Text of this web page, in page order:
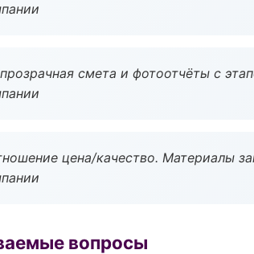
смета и фотоотчёты с
цена/качество. Материалы
вопросы